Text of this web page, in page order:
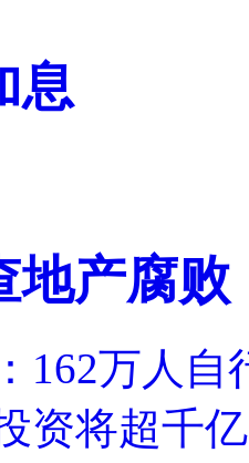
息
地产腐败
162万人
资将超千亿